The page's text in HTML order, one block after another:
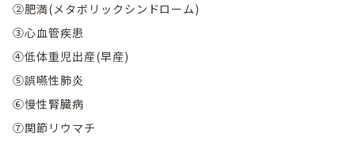
②肥満(メタボリックシンドローム)
③心血管疾患
④低体重児出産(早産)
⑤誤嚥性肺炎
⑥慢性腎臓病
⑦関節リウマチ